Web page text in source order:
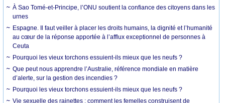
À Sao Tomé-et-Principe, l’ONU soutient la confiance des citoyens dans les
urnes
Espagne. Il faut veiller à placer les droits humains, la dignité et l’humanité
au cœur de la réponse apportée à l’afflux exceptionnel de personnes à
Ceuta
Pourquoi les vieux torchons essuient-ils mieux que les neufs ?
Que peut nous apprendre l’Australie, référence mondiale en matière
d’alerte, sur la gestion des incendies ?
Pourquoi les vieux torchons essuient-ils mieux que les neufs ?
Vie sexuelle des rainettes : comment les femelles construisent de